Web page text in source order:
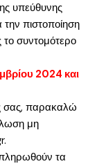
υπεύθυνης
πιστοποίηση
συντομότερο
2024 και
σας, παρακαλώ
μη
τα